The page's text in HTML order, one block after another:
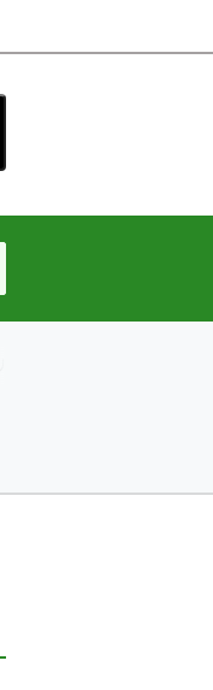
ウェア